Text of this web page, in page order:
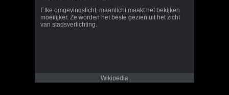
Elke omgevingslicht, maanlicht maakt het bekijken
moeilijker. Ze worden het beste gezien uit het zicht
van stadsverlichting.
Wikipedia